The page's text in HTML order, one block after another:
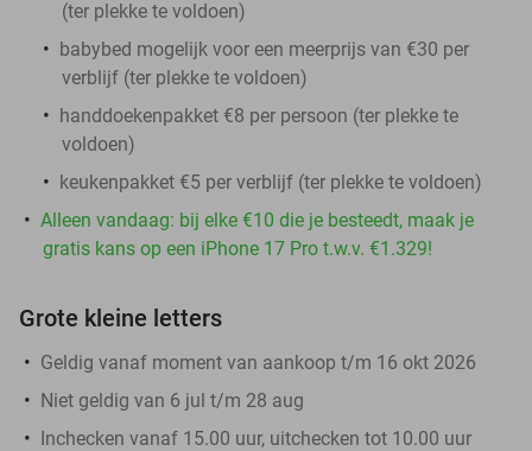
(ter plekke te voldoen)
babybed mogelijk voor een meerprijs van €30 per
verblijf (ter plekke te voldoen)
handdoekenpakket €8 per persoon (ter plekke te
voldoen)
keukenpakket €5 per verblijf (ter plekke te voldoen)
Alleen vandaag: bij elke €10 die je besteedt, maak je
gratis kans op een iPhone 17 Pro t.w.v. €1.329!
Grote kleine letters
Geldig vanaf moment van aankoop t/m 16 okt 2026
Niet geldig van 6 jul t/m 28 aug
Inchecken vanaf 15.00 uur, uitchecken tot 10.00 uur